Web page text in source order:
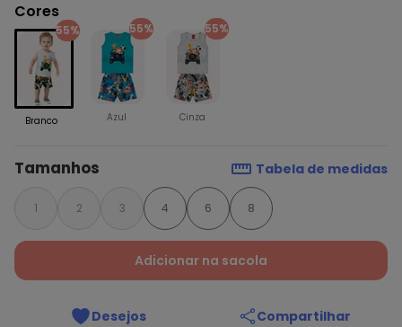
Cores
55%
Branco
55%
Azul
55%
Cinza
Tamanhos Tabela de medidas
1 2 3 4 6 8
Adicionar na sacola
Desejos Compartilhar